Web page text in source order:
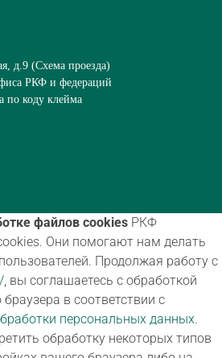
д.9 (Схема проезда)
РКФ и федераций
по коду клейма
файлов cookies РКФ
Они помогают нам делать
Продолжая работу с
, вы соглашаетесь с обработкой
в соответствии с
персональных данных.
обработку некоторых типов